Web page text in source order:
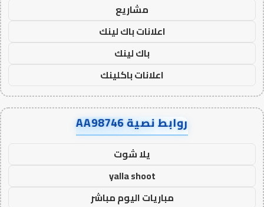
مشاريع
اعلانات باك لينك
باك لينك
اعلانات باكلينك
روابط نصية AA98746
يلا شوت
yalla shoot
مباريات اليوم مباشر